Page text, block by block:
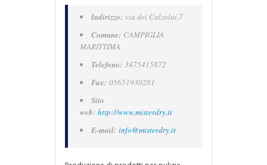
Indirizzo: via dei Calzolai,7
Comune: CAMPIGLIA
MARITTIMA
Telefono: 3475415872
Fax: 05651930281
Sito
web: http://www.misterdry.it
E-mail: info@misterdry.it